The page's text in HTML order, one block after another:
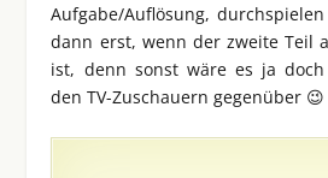
Aufgabe/Auflösung,
dann erst, wenn der zweite Teil
ist, denn sonst wäre es ja
den TV-Zuschauern gegenüber 😉